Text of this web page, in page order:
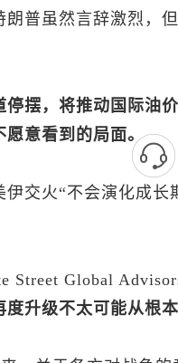
朗普虽然言辞激烈，
摆，将推动国际油
愿意看到的局面。
交火“不会演化成
Street Global
度升级不太可能从根